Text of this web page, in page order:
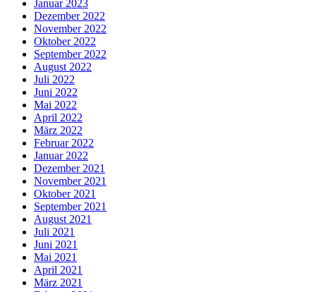
Januar 2023
Dezember 2022
November 2022
Oktober 2022
September 2022
August 2022
Juli 2022
Juni 2022
Mai 2022
April 2022
März 2022
Februar 2022
Januar 2022
Dezember 2021
November 2021
Oktober 2021
September 2021
August 2021
Juli 2021
Juni 2021
Mai 2021
April 2021
März 2021